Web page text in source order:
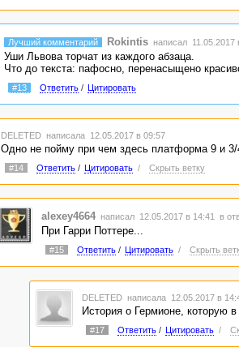
Лучший комментарий Rokintis написал 11.05.2017
Уши Львова торчат из каждого абзаца.
Что до текста: пафосно, перенасыщено
#13 Ответить/ Цитировать
DELETED написала 12.05.2017 в 09:57
Одно не пойму при чем здесь платформа 9 и 3/
#14 Ответить/ Цитировать / Скрыть ветку
alexey4664 написал 12.05.2017 в 14:41 в
При Гарри Поттере...
#15 Ответить/ Цитировать / Скрыть
DELETED написала 12.05.2017 в
История о Гермионе, которую
#17 Ответить/ Цитировать /